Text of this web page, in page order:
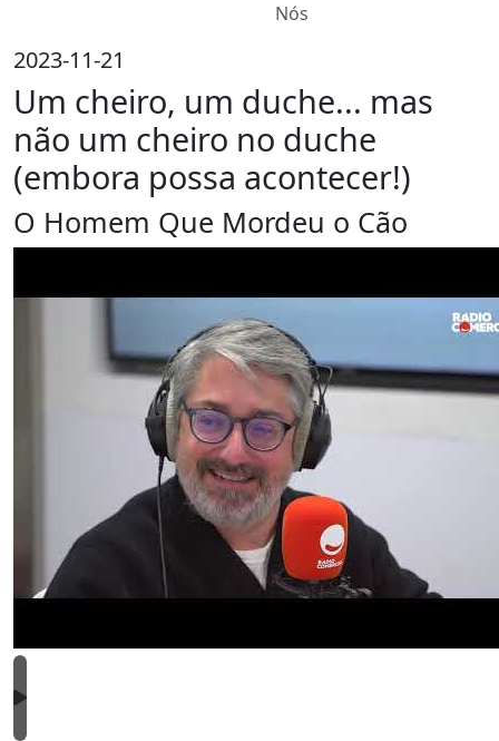
Nós
2023-11-21
Um cheiro, um duche... mas
não um cheiro no duche
(embora possa acontecer!)
O Homem Que Mordeu o Cão